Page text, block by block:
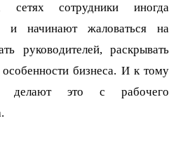
сетях сотрудники иногда
и начинают жаловаться на
руководителей, раскрывать
особенности бизнеса. И к тому
делают это с рабочего